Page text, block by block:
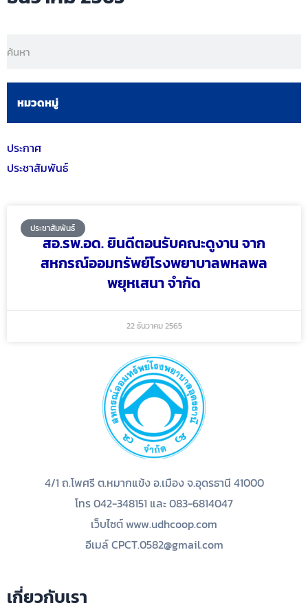
หมวดหมู่
ประกาศ
ประชาสัมพันธ์
ประชาสัมพันธ์
สอ.รพ.อด. ยินดีตอนรับคณะดูงาน จาก
สหกรณ์ออมทรัพย์โรงพยาบาลพหลพล
พยุหเสนา จำกัด
22 ธันวาคม 2565
4/1 ถ.โพศรี ต.หมากแข้ง อ.เมือง จ.อุดรธานี 41000
โทร 042-348151 และ 083-6814047
เว็บไซต์ www.udhcoop.com
อีเมล์ CPCT.0582@gmail.com
เกี่ยวกับเรา